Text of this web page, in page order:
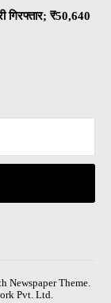
₹50,640
Newspaper Theme.
Pvt. Ltd.